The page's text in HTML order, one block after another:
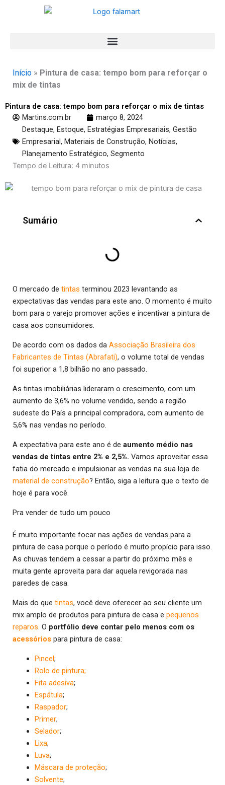
Início » Pintura de casa: tempo bom para reforçar o
mix de tintas
Pintura de casa: tempo bom para reforçar o mix de tintas
Martins.com.br
março 8, 2024
Destaque, Estoque, Estratégias Empresariais, Gestão
Empresarial, Materiais de Construção, Notícias,
Planejamento Estratégico, Segmento
Tempo de Leitura: 4 minutos
Sumário
O mercado de tintas terminou 2023 levantando as
expectativas das vendas para este ano. O momento é muito
bom para o varejo promover ações e incentivar a pintura de
casa aos consumidores.
De acordo com os dados da Associação Brasileira dos
Fabricantes de Tintas (Abrafati), o volume total de vendas
foi superior a 1,8 bilhão no ano passado.
As tintas imobiliárias lideraram o crescimento, com um
aumento de 3,6% no volume vendido, sendo a região
sudeste do País a principal compradora, com aumento de
5,6% nas vendas no período.
A expectativa para este ano é de aumento médio nas
vendas de tintas entre 2% e 2,5%. Vamos aproveitar essa
fatia do mercado e impulsionar as vendas na sua loja de
material de construção? Então, siga a leitura que o texto de
hoje é para você.
Pra vender de tudo um pouco
É muito importante focar nas ações de vendas para a
pintura de casa porque o período é muito propício para isso.
As chuvas tendem a cessar a partir do próximo mês e
muita gente aproveita para dar aquela revigorada nas
paredes de casa.
Mais do que tintas, você deve oferecer ao seu cliente um
mix amplo de produtos para pintura de casa e pequenos
reparos. O portfólio deve contar pelo menos com os
acessórios para pintura de casa:
Pincel;
Rolo de pintura;
Fita adesiva;
Espátula;
Raspador;
Primer;
Selador;
Lixa;
Luva;
Máscara de proteção;
Solvente;